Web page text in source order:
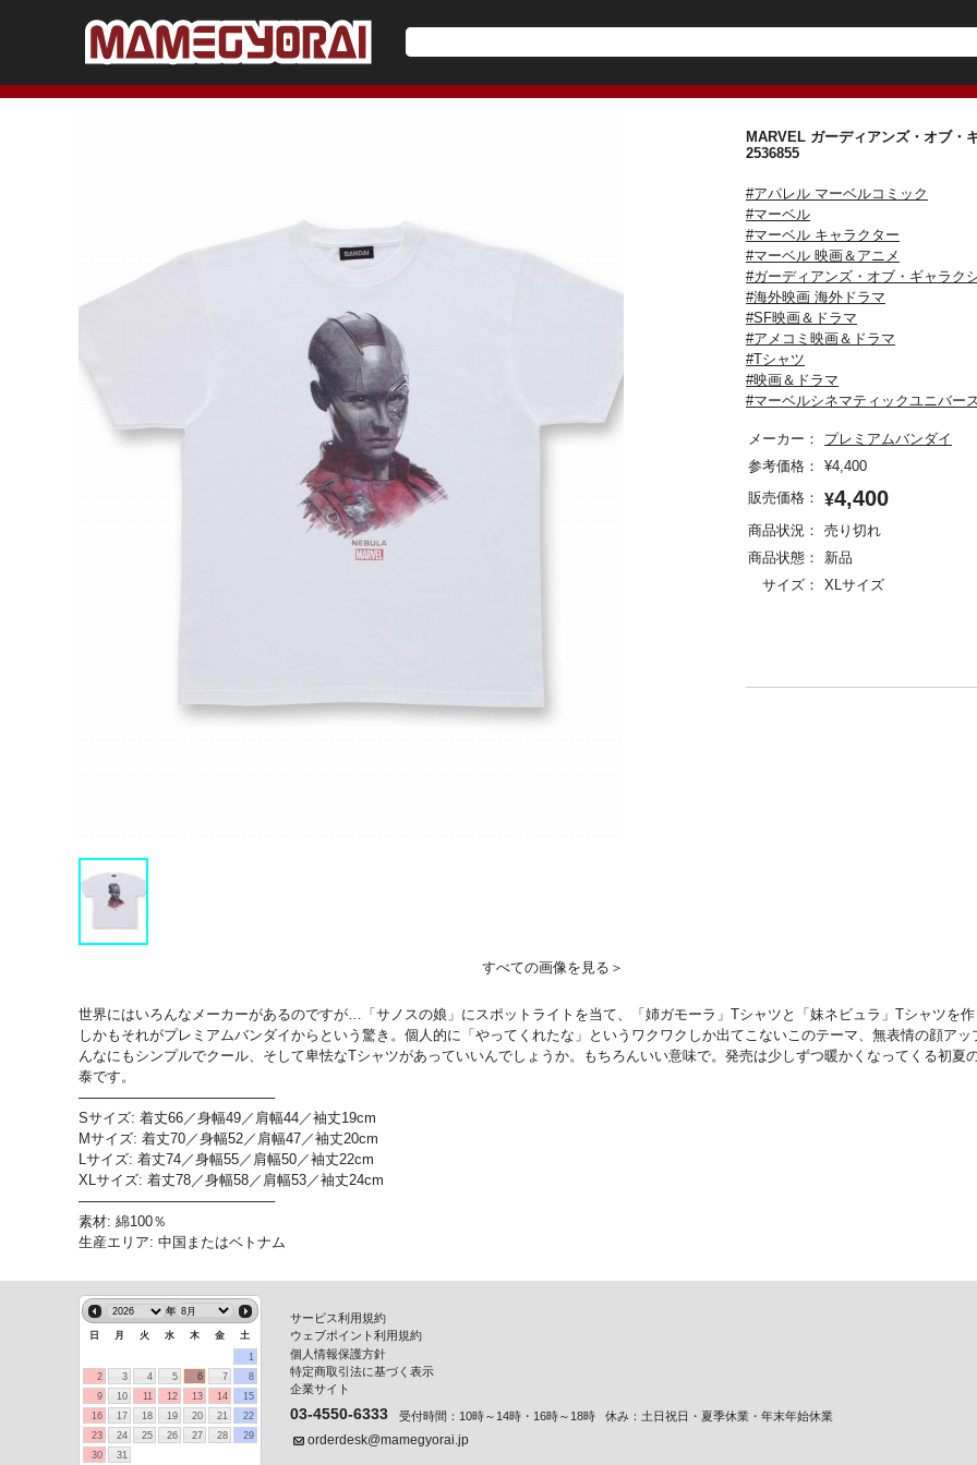
すべての画像を見る＞
MARVEL ガーディアンズ・オブ・
2536855
#アパレル マーベルコミック
#マーベル
#マーベル キャラクター
#マーベル 映画＆アニメ
#ガーディアンズ・オブ・ギャラク
#海外映画 海外ドラマ
#SF映画＆ドラマ
#アメコミ映画＆ドラマ
#Tシャツ
#映画＆ドラマ
#マーベルシネマティックユニバー
メーカー：
プレミアムバンダイ
参考価格：
¥4,400
販売価格：
¥4,400
商品状況：
売り切れ
商品状態：
新品
サイズ：
XLサイズ
世界にはいろんなメーカーがあるのですが…「サノスの娘」にスポットライトを当て、「姉ガモーラ」Tシャツと「妹ネビュラ」Tシャツを
しかもそれがプレミアムバンダイからという驚き。個人的に「やってくれたな」というワクワクしか出てこないこのテーマ、無表情の顔ア
んなにもシンプルでクール、そして卑怯なTシャツがあっていいんでしょうか。もちろんいい意味で。発売は少しずつ暖かくなってくる初
泰です。
────────────────────
Sサイズ: 着丈66／身幅49／肩幅44／袖丈19cm
Mサイズ: 着丈70／身幅52／肩幅47／袖丈20cm
Lサイズ: 着丈74／身幅55／肩幅50／袖丈22cm
XLサイズ: 着丈78／身幅58／肩幅53／袖丈24cm
────────────────────
素材: 綿100％
生産エリア: 中国またはベトナム
年
日 月 火 水 木 金
土
1
2
3 4 5 6 7
8
9
10 11 12 13 14
15
16
17 18 19 20 21
22
23
24 25 26 27 28
29
30
31
サービス利用規約
ウェブポイント利用規約
個人情報保護方針
特定商取引法に基づく表示
企業サイト
03-4550-6333 受付時間：10時～14時・16時～18時 休み：土日祝日・夏季休業・年末年始休業
orderdesk@mamegyorai.jp